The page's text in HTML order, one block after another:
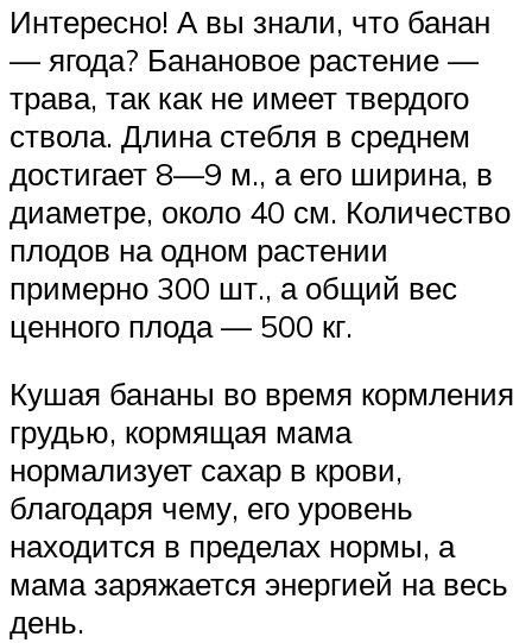
Интересно! А вы знали, что банан
— ягода? Банановое растение —
трава, так как не имеет твердого
ствола. Длина стебля в среднем
достигает 8—9 м., а его ширина, в
диаметре, около 40 см. Количество
плодов на одном растении
примерно 300 шт., а общий вес
ценного плода — 500 кг.
Кушая бананы во время кормления
грудью, кормящая мама
нормализует сахар в крови,
благодаря чему, его уровень
находится в пределах нормы, а
мама заряжается энергией на весь
день.